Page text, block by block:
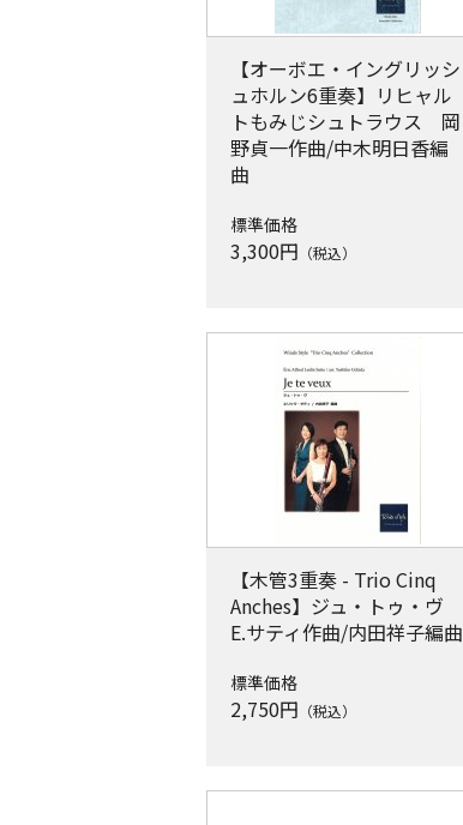
【オーボエ・イングリッシ
ュホルン6重奏】リヒャル
トもみじシュトラウス 岡
野貞一作曲/中木明日香編
曲
標準価格
3,300円 （税込）
【木管3重奏 - Trio Cinq
Anches】ジュ・トゥ・ヴ
E.サティ作曲/内田祥子編曲
標準価格
2,750円 （税込）